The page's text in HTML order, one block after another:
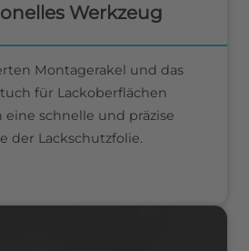
Werkzeug
Montagerakel und das
für Lackoberflächen
schnelle und präzise
der Lackschutzfolie.